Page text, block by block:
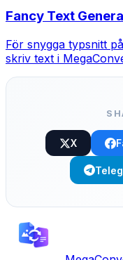
Fancy Text
För snygga typsnitt
skriv text i
X